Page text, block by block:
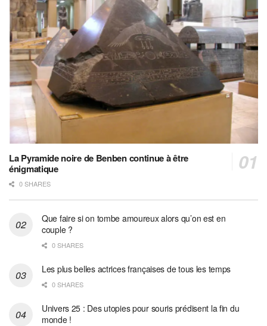
La Pyramide noire de Benben continue à être
énigmatique
0 SHARES
Que faire si on tombe amoureux alors qu’on est en
couple ?
0 SHARES
Les plus belles actrices françaises de tous les temps
0 SHARES
Univers 25 : Des utopies pour souris prédisent la fin du
monde !